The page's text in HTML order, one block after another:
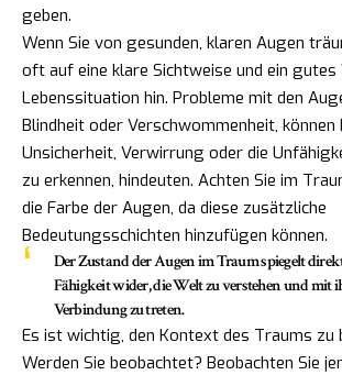
geben.
Wenn Sie von gesunden, klaren Augen
oft auf eine klare Sichtweise und ein gutes
Lebenssituation hin. Probleme mit den
Blindheit oder Verschwommenheit,
Unsicherheit, Verwirrung oder die
zu erkennen, hindeuten. Achten Sie im
die Farbe der Augen, da diese zusätzliche
Bedeutungsschichten hinzufügen können.
Der Zustand der Augen im Traum spiegelt
Fähigkeit wider, die Welt zu verstehen und mit
Verbindung zu treten.
Es ist wichtig, den Kontext des Traums zu
Werden Sie beobachtet? Beobachten Sie